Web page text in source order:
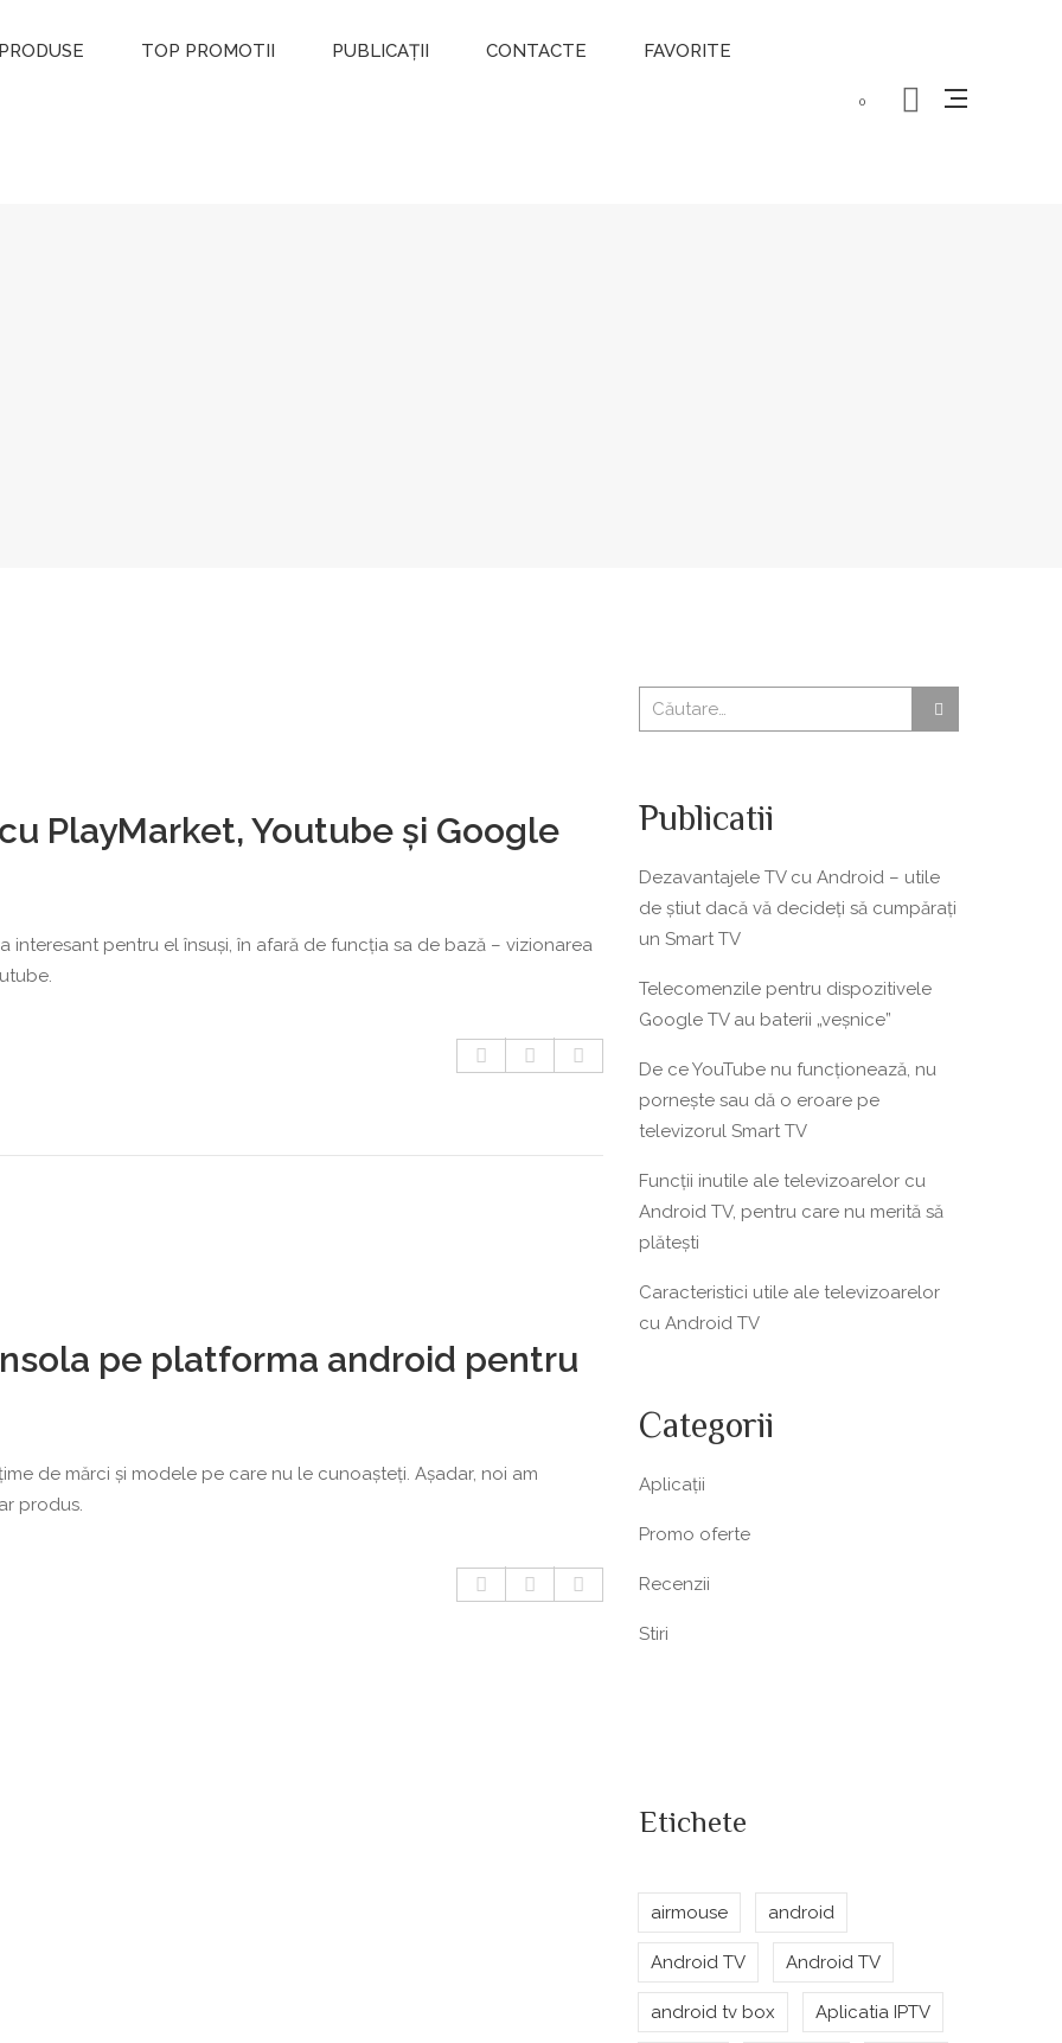
PRODUSE TOP PROMOTII PUBLICAȚII CONTACTE FAVORITE
0
PlayMarket, Youtube și Google
interesant pentru el însuși, în afară de funcția sa de bază – vizionarea
pe platforma android pentru
de mărci și modele pe care nu le cunoașteți. Așadar, noi am
produs.
Publicatii
Dezavantajele TV cu Android – utile
de știut dacă vă decideți să cumpărați
un Smart TV
Telecomenzile pentru dispozitivele
Google TV au baterii „veșnice”
De ce YouTube nu funcționează, nu
pornește sau dă o eroare pe
televizorul Smart TV
Funcții inutile ale televizoarelor cu
Android TV, pentru care nu merită să
plătești
Caracteristici utile ale televizoarelor
cu Android TV
Categorii
Aplicații
Promo oferte
Recenzii
Stiri
Etichete
airmouse android
Android TV Android TV
android tv box Aplicatia IPTV